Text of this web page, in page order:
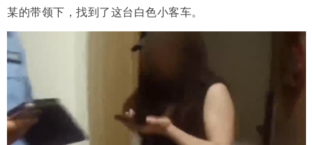
某的带领下，找到了这台白色小客车。